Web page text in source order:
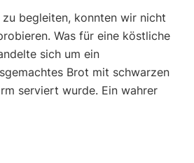
zu begleiten, konnten wir nicht
Was für eine köstliche
sich um ein
Brot mit schwarzen
serviert wurde. Ein wahrer